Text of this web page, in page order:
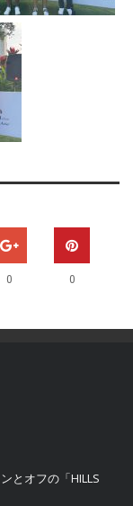
0 0
とオフの「HILLS